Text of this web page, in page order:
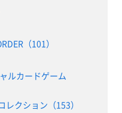
（101）
ルカードゲーム
クション（153）